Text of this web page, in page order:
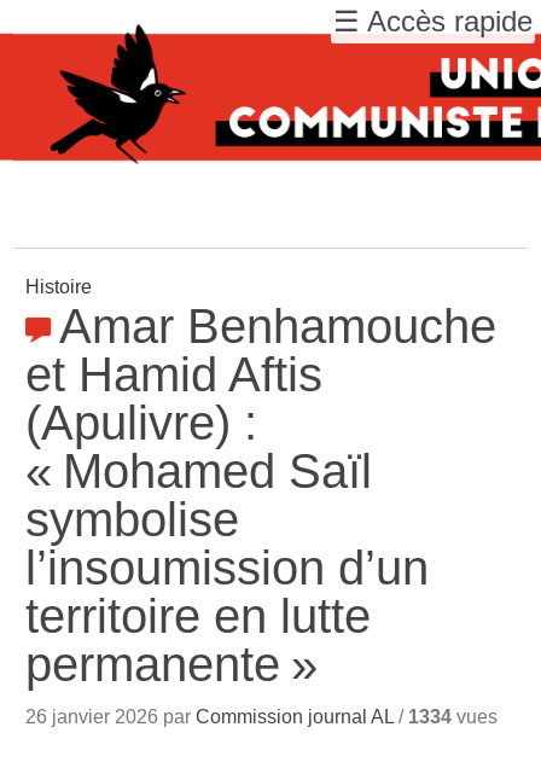
Histoire
Amar Benhamouche
et Hamid Aftis
(Apulivre) :
« Mohamed Saïl
symbolise
l’insoumission d’un
territoire en lutte
permanente »
26 janvier 2026 parCommission journal AL / 1334 vues
☰ Accès rapide